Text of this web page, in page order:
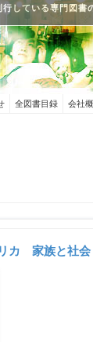
している専門図
全図書目録 会社
カ 家族と社会